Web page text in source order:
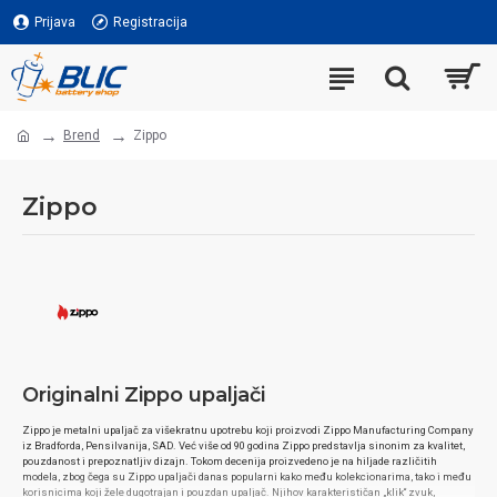
Prijava Registracija
Brend Zippo
Zippo
Originalni Zippo upaljači
Zippo je metalni upaljač za višekratnu upotrebu koji proizvodi Zippo Manufacturing Company
iz Bradforda, Pensilvanija, SAD. Već više od 90 godina Zippo predstavlja sinonim za kvalitet,
pouzdanost i prepoznatljiv dizajn. Tokom decenija proizvedeno je na hiljade različitih
modela, zbog čega su Zippo upaljači danas popularni kako među kolekcionarima, tako i među
korisnicima koji žele dugotrajan i pouzdan upaljač. Njihov karakterističan „klik“ zvuk,